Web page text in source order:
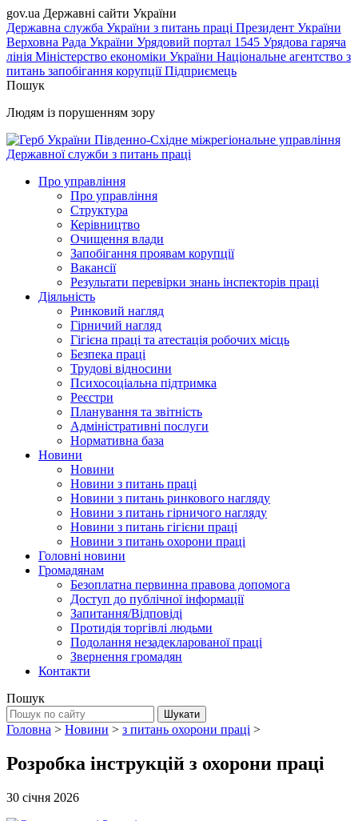
gov.ua Державні сайти України
Державна служба України з питань праці Президент України
Верховна Рада України Урядовий портал 1545 Урядова гаряча
лінія Міністерство економіки України Національне агентство з
питань запобігання корупціїПідприємець
Пошук
Людям із порушенням зору
Південно-Східне міжрегіональне управління
Державної служби з питань праці
Про управління
Про управління
Структура
Керівництво
Очищення влади
Запобігання проявам корупції
Вакансії
Результати перевірки знань інспекторів праці
Діяльність
Ринковий нагляд
Гірничий нагляд
Гігієна праці та атестація робочих місць
Безпека праці
Трудові відносини
Психосоціальна підтримка
Реєстри
Планування та звітність
Адміністративні послуги
Нормативна база
Новини
Новини
Новини з питань праці
Новини з питань ринкового нагляду
Новини з питань гірничого нагляду
Новини з питань гігієни праці
Новини з питань охорони праці
Головні новини
Громадянам
Безоплатна первинна правова допомога
Доступ до публічної інформації
Запитання/Відповіді
Протидія торгівлі людьми
Подолання незадекларованої праці
Звернення громадян
Контакти
Пошук
Головна > Новини > з питань охорони праці >
Розробка інструкцій з охорони праці
30 січня 2026